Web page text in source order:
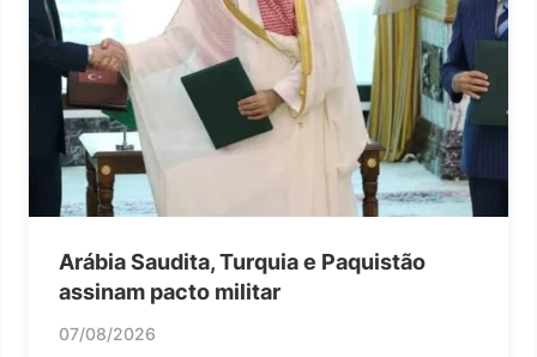
Arábia Saudita, Turquia e Paquistão
assinam pacto militar
07/08/2026